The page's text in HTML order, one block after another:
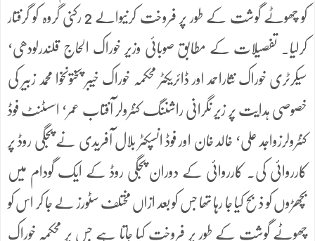
کو چھوٹے گوشت کے طور پر فروخت کرنیوالے 2 رکنی گروہ کو گرفتار
کرلیا۔ تفصیلات کے مطابق صوبائی وزیر خوراک الحاج قلندرلودھی‘
سیکرٹری خوراک نثاراحمد اور ڈائریکٹر محکمہ خوراک خیبر پختونخوا محمد زبیر کی
خصوصی ہدایت پر زیر نگرانی راشننگ کنٹرولر آفتاب عمر‘ اسسٹنٹ فوڈ
کنٹرولرزواجد علی‘ خالد خان اور فوڈ انسپکٹر بلال آفریدی نے پجگی روڈ پر
کارروائی کی۔ کارروائی کے دوران پجگی روڈ کے ایک گودام میں
بچھڑوں کو ذبح کیا جا رہا تھا جس کو بعد ازاں مختلف سٹورز لے جا کر اس کو
چھوٹے گوشت کے طور پر فروخت کیا جاتا ہے جس پر محکمہ خوراک